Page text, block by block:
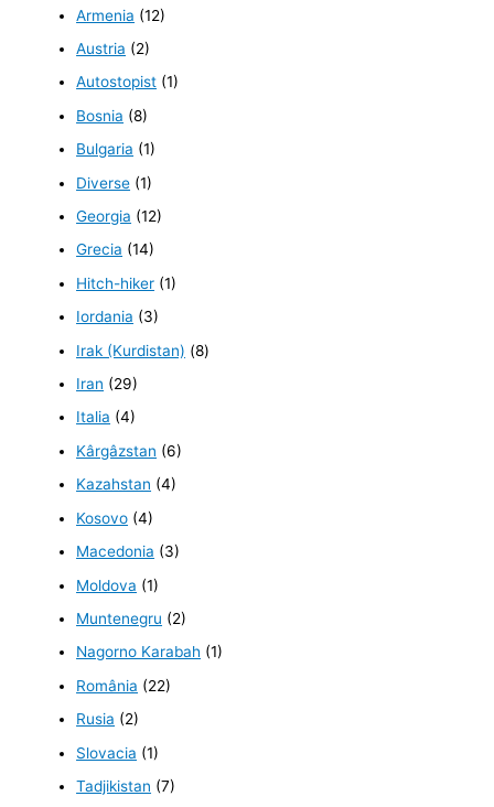
Armenia (12)
Austria (2)
Autostopist (1)
Bosnia (8)
Bulgaria (1)
Diverse (1)
Georgia (12)
Grecia (14)
Hitch-hiker (1)
Iordania (3)
Irak (Kurdistan) (8)
Iran (29)
Italia (4)
Kârgâzstan (6)
Kazahstan (4)
Kosovo (4)
Macedonia (3)
Moldova (1)
Muntenegru (2)
Nagorno Karabah (1)
România (22)
Rusia (2)
Slovacia (1)
Tadjikistan (7)